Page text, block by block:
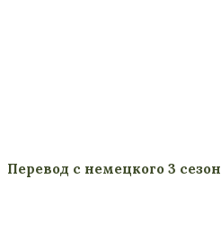
Перевод с немецкого 3 сезон